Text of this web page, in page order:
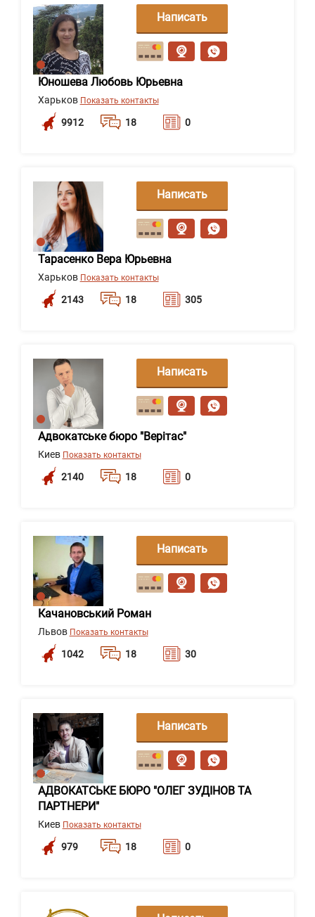
Юношева Любовь Юрьевна
Харьков Показать контакты
9912 18 0
Написать
сообщение
Тарасенко Вера Юрьевна
Харьков Показать контакты
2143 18 305
Написать
сообщение
Адвокатське бюро "Верітас"
Киев Показать контакты
2140 18 0
Написать
сообщение
Качановський Роман
Львов Показать контакты
1042 18 30
Написать
сообщение
АДВОКАТСЬКЕ БЮРО "ОЛЕГ ЗУДІНОВ ТА
ПАРТНЕРИ"
Киев Показать контакты
979 18 0
Написать
сообщение